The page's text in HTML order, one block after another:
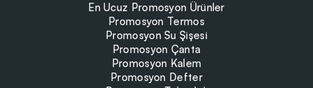
En Ucuz Promosyon Ürünler
Promosyon Termos
Promosyon Su Şişesi
Promosyon Çanta
Promosyon Kalem
Promosyon Defter